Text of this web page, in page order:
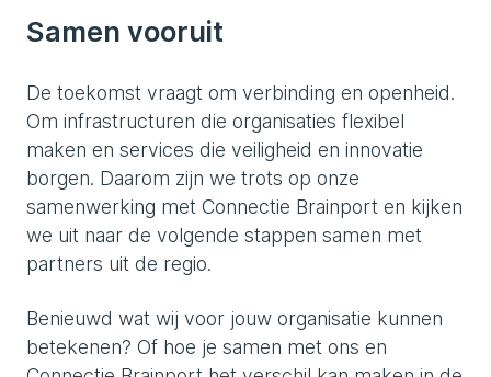
Samen vooruit
De toekomst vraagt om verbinding en openheid.
Om infrastructuren die organisaties flexibel
maken en services die veiligheid en innovatie
borgen. Daarom zijn we trots op onze
samenwerking met Connectie Brainport en kijken
we uit naar de volgende stappen samen met
partners uit de regio.
Benieuwd wat wij voor jouw organisatie kunnen
betekenen? Of hoe je samen met ons en